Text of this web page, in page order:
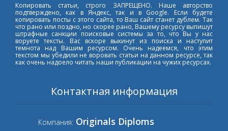
Копировать статьи, строго ЗАПРЕЩЕНО. Наше авторство
подтверждено, как в Яндекс, так и в Google. Если будете
копировать посты с этого сайта, то Ваш сайт станет дублем. Так
что рано или поздно, но скорее рано, Вашему ресурсу выпишут
штрафные санкции поисковые системы за то, что Вы у нас
воруете тексты. Вас вскоре выкинут из поиска и наступит
темнота над Вашим ресурсом. Очень надеемся, что этим
текстом мы убедили не воровать статьи на данном ресурсе, так
как очень надоело читать наши публикации на чужих ресурсах.
Контактная информация
Компания: Originals Diploms